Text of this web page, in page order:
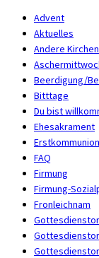
Advent
Aktuelles
Andere
Beerdigung/
Bitttage
Du bist
Ehesakrament
Erstkommunion
FAQ
Firmung
Firmung-
Fronleichnam